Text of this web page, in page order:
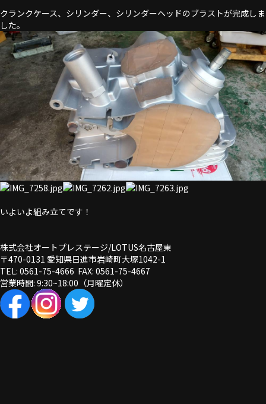
クランクケース、シリンダー、シリンダーヘッドのブラストが完成しま
した。
いよいよ組み立てです！
株式会社オートプレステージ/LOTUS名古屋東
〒470-0131 愛知県日進市岩崎町大塚1042-1
TEL: 0561-75-4666 FAX: 0561-75-4667
営業時間: 9:30~18:00（月曜定休）